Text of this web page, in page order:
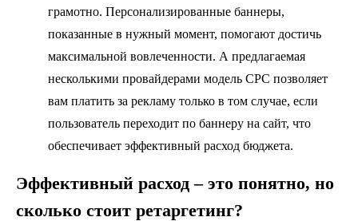
грамотно. Персонализированные баннеры,
показанные в нужный момент, помогают достичь
максимальной вовлеченности. А предлагаемая
несколькими провайдерами модель CPC позволяет
вам платить за рекламу только в том случае, если
пользователь переходит по баннеру на сайт, что
обеспечивает эффективный расход бюджета.
Эффективный расход – это понятно, но
сколько стоит ретаргетинг?